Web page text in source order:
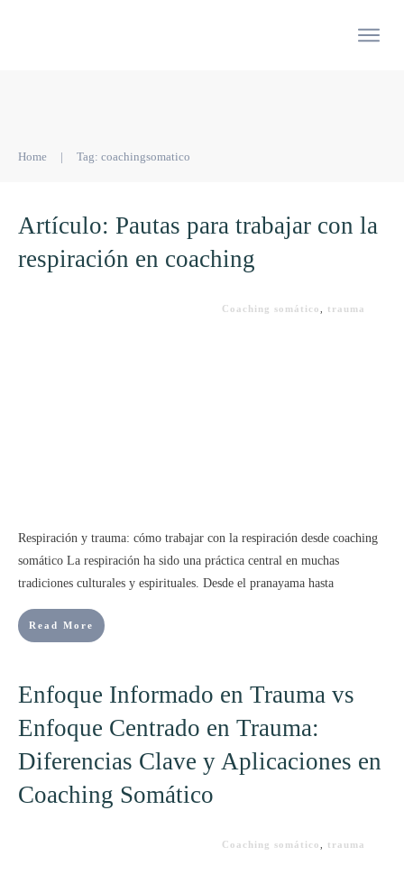
Home | Tag: coachingsomatico
Artículo: Pautas para trabajar con la
respiración en coaching
Coaching somático trauma
Respiración y trauma: cómo trabajar con la respiración desde coaching
somático La respiración ha sido una práctica central en muchas
tradiciones culturales y espirituales. Desde el pranayama hasta
Read More
Enfoque Informado en Trauma vs
Enfoque Centrado en Trauma:
Diferencias Clave y Aplicaciones en
Coaching Somático
Coaching somático trauma